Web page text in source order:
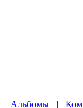
Альбомы |